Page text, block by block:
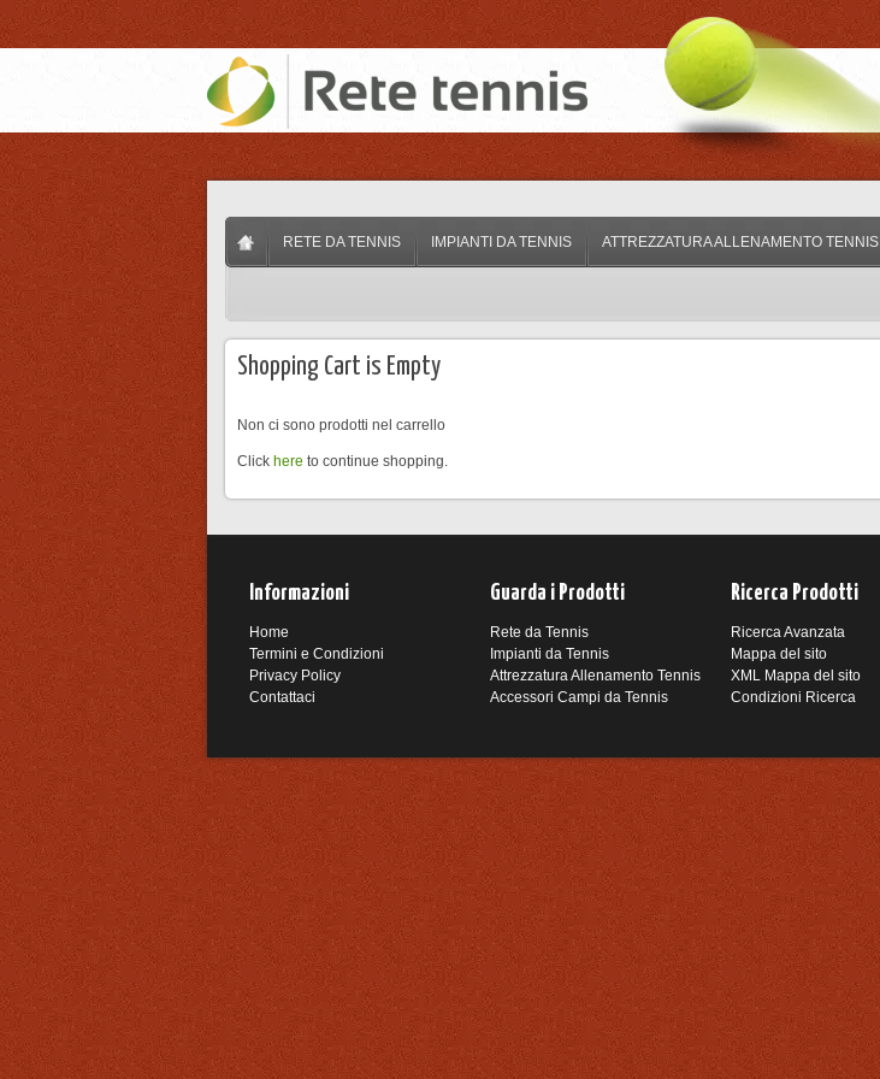
RETE DA TENNIS IMPIANTI DA TENNIS ATTREZZATURA ALLENAMENTO TENNIS
Shopping Cart is Empty
Non ci sono prodotti nel carrello
Click here to continue shopping.
Informazioni
Home
Termini e Condizioni
Privacy Policy
Contattaci
Guarda i Prodotti
Rete da Tennis
Impianti da Tennis
Attrezzatura Allenamento Tennis
Accessori Campi da Tennis
Ricerca Prodotti
Ricerca Avanzata
Mappa del sito
XML Mappa del sito
Condizioni Ricerca